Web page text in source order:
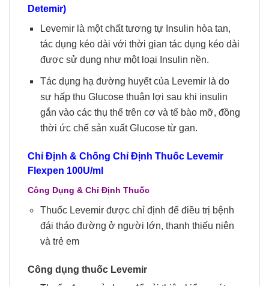
Detemir)
Levemir là một chất tương tự Insulin hòa tan,
tác dụng kéo dài với thời gian tác dụng kéo dài
được sử dụng như một loại Insulin nền.
Tác dụng hạ đường huyết của Levemir là do
sự hấp thu Glucose thuận lợi sau khi insulin
gắn vào các thụ thể trên cơ và tế bào mỡ, đồng
thời ức chế sản xuất Glucose từ gan.
Chỉ Định & Chống Chỉ Định Thuốc Levemir
Flexpen 100U/ml
Công Dụng & Chỉ Định Thuốc
Thuốc Levemir được chỉ định để điều trị bệnh
đái tháo đường ở người lớn, thanh thiếu niên
và trẻ em
Công dụng thuốc Levemir